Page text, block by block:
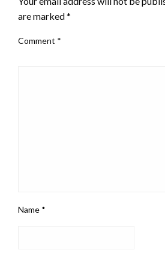
are marked*
Comment *
Name *